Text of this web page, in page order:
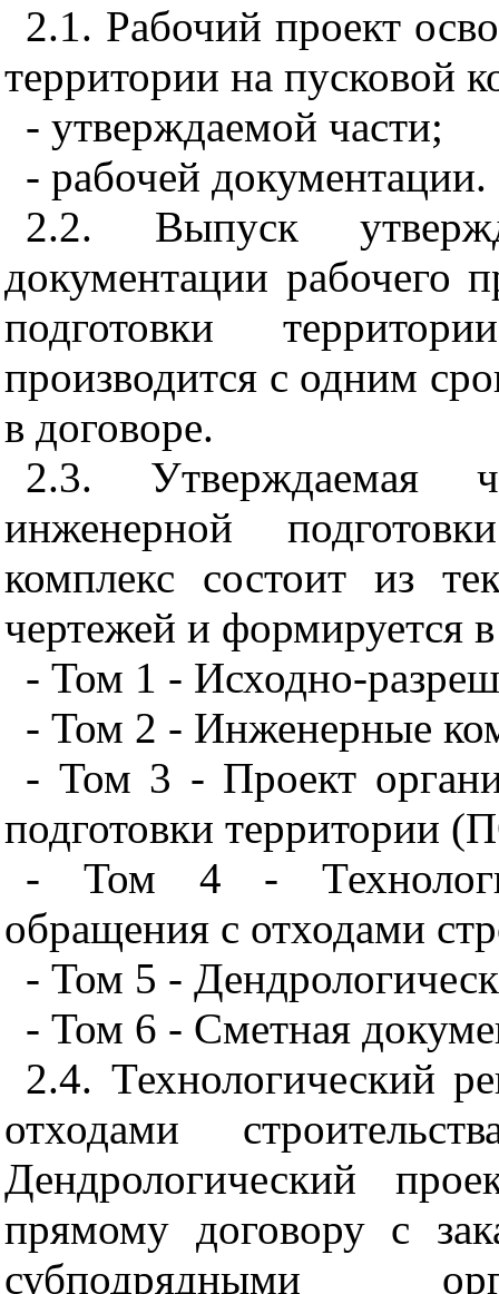
2.1. Рабочий проект
территории на пусковой
- утверждаемой части;
- рабочей документации.
2.2. Выпуск
документации рабочего
подготовки
производится с одним
в договоре.
2.3. Утверждаемая
инженерной
комплекс состоит из
чертежей и формируется
- Том 1 - Исходно-
- Том 2 - Инженерные
- Том 3 - Проект
подготовки территории
- Том 4 -
обращения с отходами
- Том 5 -
- Том 6 - Сметная
2.4. Технологический
отходами
Дендрологический
прямому договору с
субподрядными